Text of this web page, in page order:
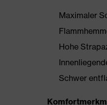
Maximaler
Hohe
Schwer